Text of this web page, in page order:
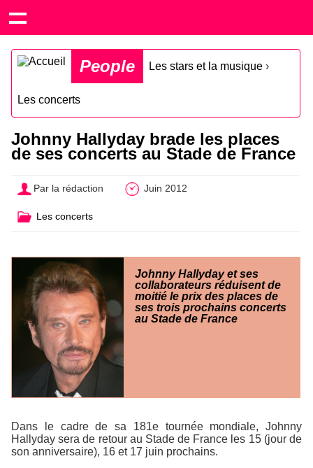
People Les stars et la musique ›
Les concerts
Johnny Hallyday brade les places
de ses concerts au Stade de France
Par la rédaction Juin 2012
Les concerts
Johnny Hallyday et ses
collaborateurs réduisent de
moitié le prix des places de
ses trois prochains concerts
au Stade de France
Dans le cadre de sa 181e tournée mondiale, Johnny
Hallyday sera de retour au Stade de France les 15 (jour de
son anniversaire), 16 et 17 juin prochains.